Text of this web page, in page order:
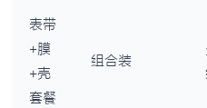
表带
+膜
+壳
套餐
组合装